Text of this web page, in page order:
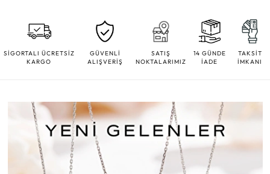
SİGORTALI ÜCRETSİZ
KARGO
GÜVENLİ
ALIŞVERİŞ
SATIŞ
NOKTALARIMIZ
14 GÜNDE
İADE
TAKSİT
İMKANI